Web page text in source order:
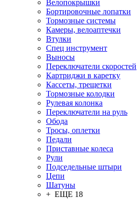
Велопокрышки
Бортировочные лопатки
Тормозные системы
Камеры, велоаптечки
Втулки
Спец инструмент
Выносы
Переключатели скоростей
Картриджи в каретку
Кассеты, трещетки
Тормозные колодки
Рулевая колонка
Переключатели на руль
Обода
Тросы, оплетки
Педали
Приставные колеса
Рули
Подседельные штыри
Цепи
Шатуны
+ ЕЩЕ 18